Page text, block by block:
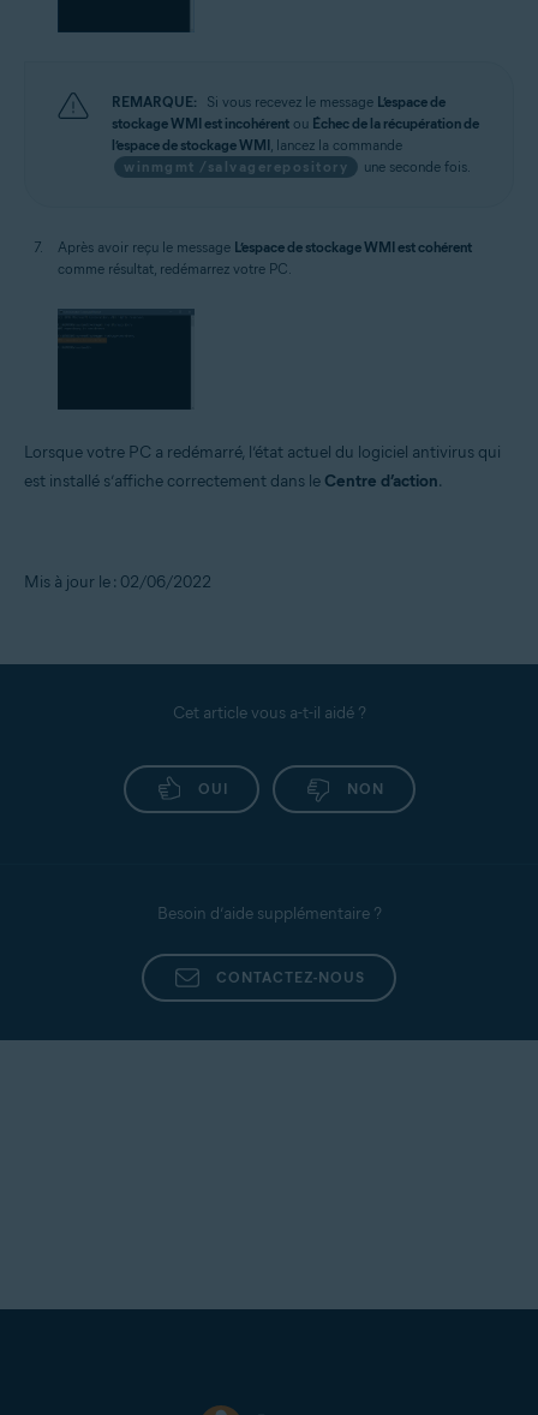
REMARQUE: Si vous recevez le message L’espace de
stockage WMI est incohérent ou Échec de la récupération de
l’espace de stockage WMI, lancez la commande
winmgmt /salvagerepository
une seconde fois.
Après avoir reçu le message L’espace de stockage WMI est cohérent
comme résultat, redémarrez votre PC.
Lorsque votre PC a redémarré, l’état actuel du logiciel antivirus qui
est installé s’affiche correctement dans le Centre d’action.
Mis à jour le : 02/06/2022
Cet article vous a-t-il aidé ?
OUI NON
Besoin d’aide supplémentaire ?
CONTACTEZ-NOUS